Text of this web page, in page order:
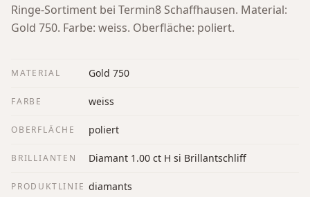
Ringe-Sortiment bei Termin8 Schaffhausen. Material:
Gold 750. Farbe: weiss. Oberfläche: poliert.
MATERIAL Gold 750
FARBE weiss
OBERFLÄCHE poliert
BRILLIANTEN Diamant 1.00 ct H si Brillantschliff
PRODUKTLINIE diamants